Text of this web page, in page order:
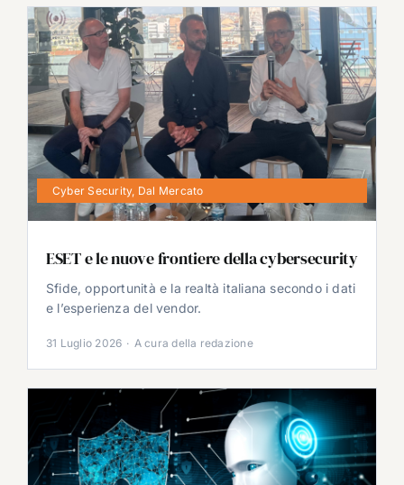
Cyber Security, Dal Mercato
ESET e le nuove frontiere della cybersecurity
Sfide, opportunità e la realtà italiana secondo i dati
e l’esperienza del vendor.
31 Luglio 2026 · A cura della redazione